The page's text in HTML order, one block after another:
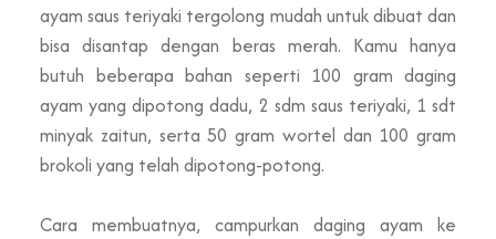
ayam saus teriyaki tergolong mudah untuk dibuat dan
bisa disantap dengan beras merah. Kamu hanya
butuh beberapa bahan seperti 100 gram daging
ayam yang dipotong dadu, 2 sdm saus teriyaki, 1 sdt
minyak zaitun, serta 50 gram wortel dan 100 gram
brokoli yang telah dipotong-potong.
Cara membuatnya, campurkan daging ayam ke